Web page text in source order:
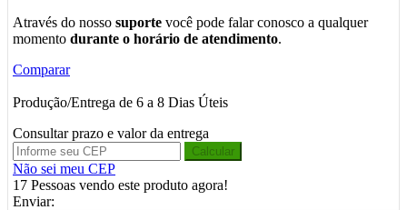
Através do nosso suporte você pode falar conosco a qualquer
momento durante o horário de atendimento.
Comparar
Produção/Entrega de 6 a 8 Dias Úteis
Consultar prazo e valor da entrega
Calcular
Não sei meu CEP
17 Pessoas vendo este produto agora!
Enviar: